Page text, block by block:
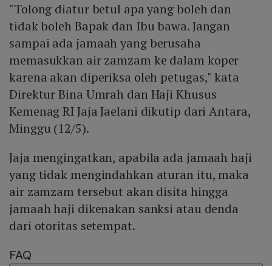
"Tolong diatur betul apa yang boleh dan
tidak boleh Bapak dan Ibu bawa. Jangan
sampai ada jamaah yang berusaha
memasukkan air zamzam ke dalam koper
karena akan diperiksa oleh petugas," kata
Direktur Bina Umrah dan Haji Khusus
Kemenag RI Jaja Jaelani dikutip dari Antara,
Minggu (12/5).
Jaja mengingatkan, apabila ada jamaah haji
yang tidak mengindahkan aturan itu, maka
air zamzam tersebut akan disita hingga
jamaah haji dikenakan sanksi atau denda
dari otoritas setempat.
FAQ